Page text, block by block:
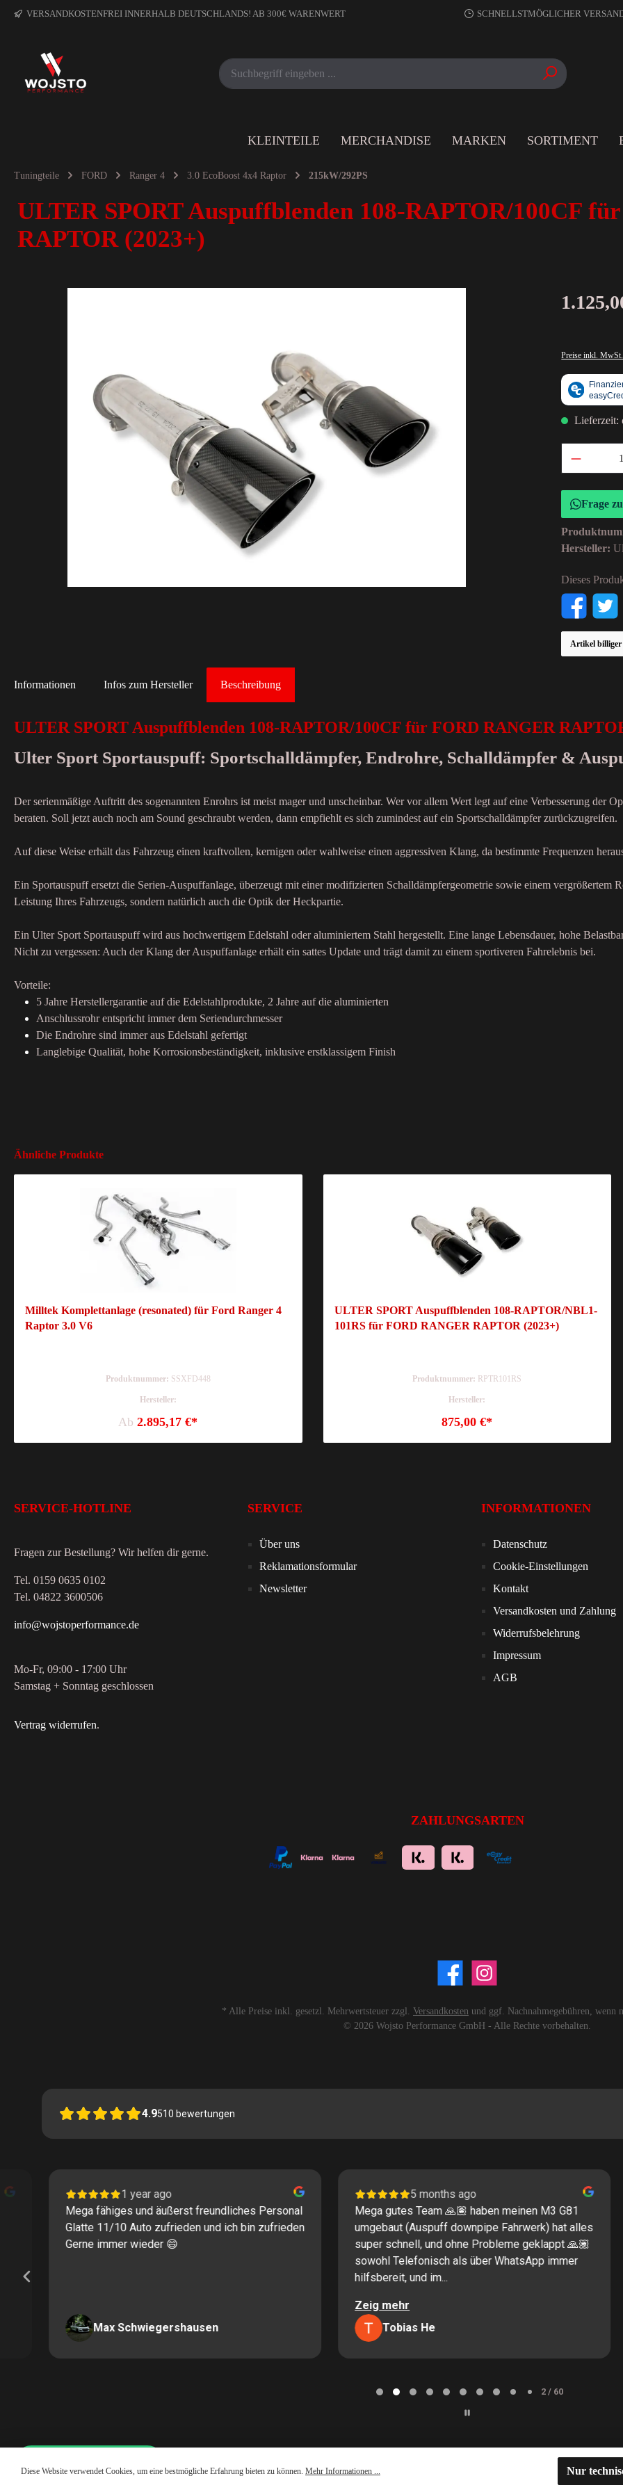
VERSANDKOSTENFREI INNERHALB DEUTSCHLANDS! AB 300€ WARENWERT SCHNELLSTMÖGLICHER
KLEINTEILE MERCHANDISE MARKEN SORTIMENT
Tuningteile FORD Ranger 4 3.0 EcoBoost 4x4 Raptor 215kW/292PS
ULTER SPORT Auspuffblenden 108-RAPTOR/100CF
RAPTOR (2023+)
Preise inkl.
Lieferzeit:
Frage
Hersteller:
Dieses
Artikel billiger
Beschreibung
Informationen Infos zum Hersteller
ULTER SPORT Auspuffblenden 108-RAPTOR/100CF für FORD RANGER
Ulter Sport Sportauspuff: Sportschalldämpfer, Endrohre, Schalldämpfer &
Der serienmäßige Auftritt des sogenannten Enrohrs ist meist mager und unscheinbar. Wer vor allem Wert legt auf eine Verbesserung der
beraten. Soll jetzt auch noch am Sound geschraubt werden, dann empfiehlt es sich zumindest auf ein Sportschalldämpfer zurückzugreifen.
Auf diese Weise erhält das Fahrzeug einen kraftvollen, kernigen oder wahlweise einen aggressiven Klang, da bestimmte Frequenzen
Ein Sportauspuff ersetzt die Serien-Auspuffanlage, überzeugt mit einer modifizierten Schalldämpfergeometrie sowie einem vergrößertem
Leistung Ihres Fahrzeugs, sondern natürlich auch die Optik der Heckpartie.
Ein Ulter Sport Sportauspuff wird aus hochwertigem Edelstahl oder aluminiertem Stahl hergestellt. Eine lange Lebensdauer, hohe
Nicht zu vergessen: Auch der Klang der Auspuffanlage erhält ein sattes Update und trägt damit zu einem sportiveren Fahrelebnis bei.
Vorteile:
5 Jahre Herstellergarantie auf die Edelstahlprodukte, 2 Jahre auf die aluminierten
Anschlussrohr entspricht immer dem Seriendurchmesser
Die Endrohre sind immer aus Edelstahl gefertigt
Langlebige Qualität, hohe Korrosionsbeständigkeit, inklusive erstklassigem Finish
Ähnliche Produkte
Milltek Komplettanlage (resonated) für Ford Ranger 4
Raptor 3.0 V6
Produktnummer: SSXFD448
Hersteller:
Ab2.895,17 €*
ULTER SPORT Auspuffblenden 108-RAPTOR/NBL1-
101RS für FORD RANGER RAPTOR (2023+)
Produktnummer: RPTR101RS
Hersteller:
875,00 €*
SERVICE-HOTLINE
Fragen zur Bestellung? Wir helfen dir gerne.
Tel. 0159 0635 0102
Tel. 04822 3600506
info@wojstoperformance.de
Mo-Fr, 09:00 - 17:00 Uhr
Samstag + Sonntag geschlossen
Vertrag widerrufen.
SERVICE
Über uns
Reklamationsformular
Newsletter
INFORMATIONEN
Datenschutz
Cookie-Einstellungen
Kontakt
Versandkosten und Zahlung
Widerrufsbelehrung
Impressum
AGB
ZAHLUNGSARTEN
* Alle Preise inkl. gesetzl. Mehrwertsteuer zzgl. Versandkosten und ggf. Nachnahmegebühren, wenn
© 2026 Wojsto Performance GmbH - Alle Rechte vorbehalten.
Diese Website verwendet Cookies, um eine bestmögliche Erfahrung bieten zu können. Mehr Informationen ... Nur
4.9510 bewertungen
1 year ago
Mega fähiges und äußerst freundliches Personal
Glatte 11/10 Auto zufrieden und ich bin zufrieden
Gerne immer wieder 😄
Max Schwiegershausen
5 months ago
Mega gutes Team 🙏🏽 haben meinen M3 G81
umgebaut (Auspuff downpipe Fahrwerk) hat alles
super schnell, und ohne Probleme geklappt 🙏🏽
sowohl Telefonisch als über WhatsApp immer
hilfsbereit, und im...
Zeig mehr
Tobias He
2 / 60